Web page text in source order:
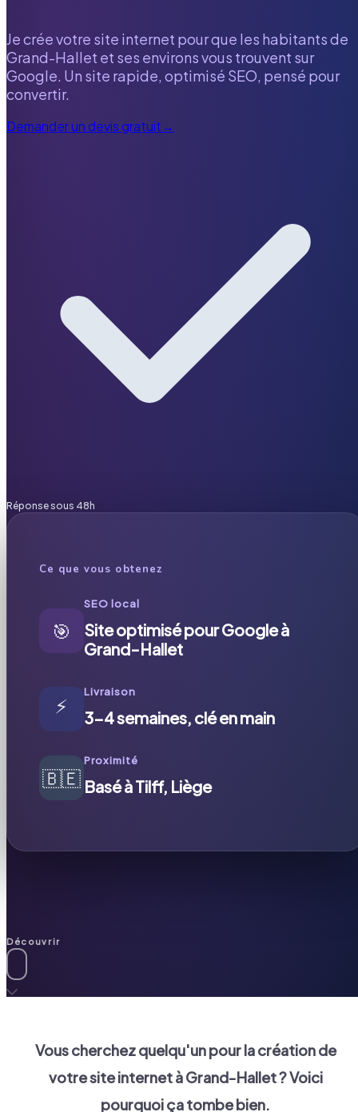
Je crée votre site internet pour que les habitants de
Grand-Hallet et ses environs vous trouvent sur
Google. Un site rapide, optimisé SEO, pensé pour
convertir.
Demander un devis gratuit→
Réponse sous 48h
Ce que vous obtenez
🎯
SEO local
Site optimisé pour Google à
Grand-Hallet
⚡
Livraison
3-4 semaines, clé en main
🇧🇪
Proximité
Basé à Tilff, Liège
Découvrir
Vous cherchez quelqu'un pour la création de
votre site internet àGrand-Hallet? Voici
pourquoi ça tombe bien.